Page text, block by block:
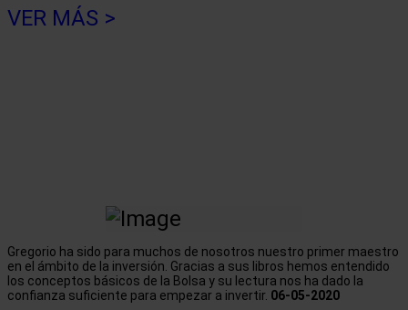
VER MÁS >
Gregorio ha sido para muchos de nosotros nuestro primer maestro
en el ámbito de la inversión. Gracias a sus libros hemos entendido
los conceptos básicos de la Bolsa y su lectura nos ha dado la
confianza suficiente para empezar a invertir. 06-05-2020